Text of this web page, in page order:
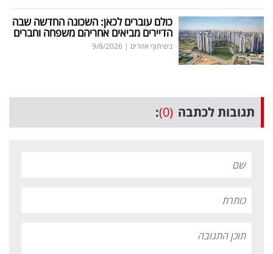
כולם עוברים לכאן: השכונה החדשה שבה
הדיירים מביאים אחריהם משפחה וחברים
בשיתוף אזורים |
9/8/2026
תגובות לכתבה (0)
: